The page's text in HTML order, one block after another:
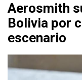
Aerosmith
Bolivia por
escenario